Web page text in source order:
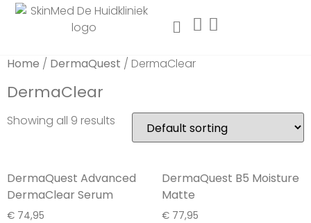
Home / DermaQuest / DermaClear
DermaClear
Showing all 9 results
DermaQuest Advanced
DermaClear Serum
€ 74,95
DermaQuest B5 Moisture
Matte
€77,95